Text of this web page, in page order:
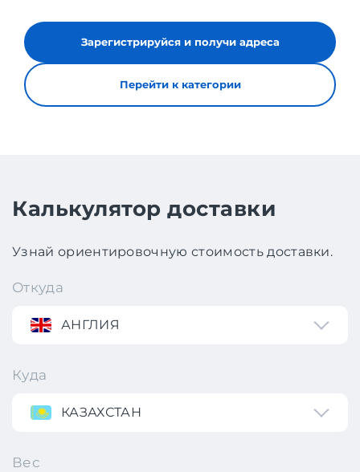
Зарегистрируйся и получи адреса
Перейти к категории
Калькулятор доставки
Узнай ориентировочную стоимость доставки.
Откуда
АНГЛИЯ
Куда
КАЗАХСТАН
Вес